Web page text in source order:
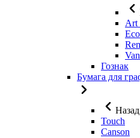
Art
Гознак
Бумага для
Назад
Touch
Canson